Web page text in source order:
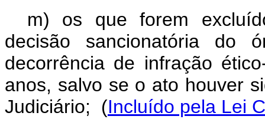
m) os que forem
decisão sancionatória do
decorrência de infração
anos, salvo se o ato houver
Judiciário;
(Incluído pela Lei